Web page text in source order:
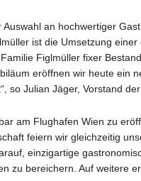
Auswahl an hochwertiger
ist die Umsetzung einer
Figlmüller fixer
eröffnen wir heute ein
so Julian Jäger, Vorstand
am Flughafen Wien zu
feiern wir gleichzeitig
einzigartige
zu bereichern. Auf weitere